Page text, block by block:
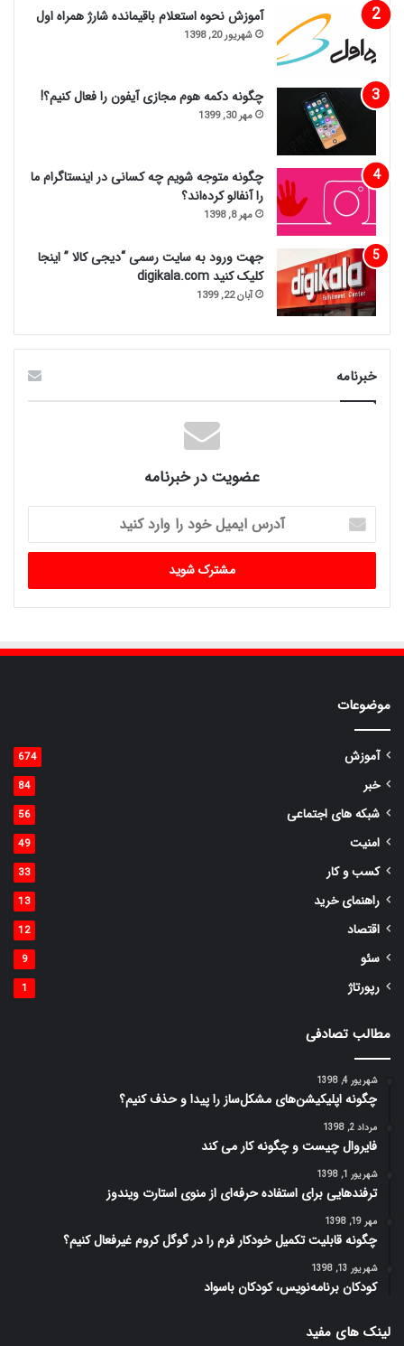
آموزش نحوه استعلام باقیمانده شارژ همراه اول
شهریور 20, 1398
چگونه دکمه هوم مجازی آیفون را فعال کنیم؟!
مهر 30, 1399
چگونه متوجه شویم چه کسانی در اینستاگرام ما
را آنفالو کرده‌اند؟
مهر 8, 1398
جهت ورود به سایت رسمی “دیجی کالا ” اینجا
کلیک کنید digikala.com
آبان 22, 1399
خبرنامه
عضویت در خبرنامه
آدرس
ایمیل
خود
وارد
کنید
موضوعات
آموزش 674
خبر 84
شبکه های اجتماعی 56
امنیت 49
کسب و کار 33
راهنمای خرید 13
اقتصاد 12
سئو 9
رپورتاژ 1
مطالب تصادفی
شهریور 4, 1398
چگونه اپلیکیشن‌های مشکل‌ساز را پیدا و حذف کنیم؟
مرداد 2, 1398
فایروال چیست و چگونه کار می کند
شهریور 1, 1398
ترفندهایی برای استفاده حرفه‌ای از منوی استارت ویندوز
مهر 19, 1398
چگونه قابلیت تکمیل خودکار فرم را در گوگل کروم غیرفعال کنیم؟
شهریور 13, 1398
کودکان برنامه‌نویس، کودکان باسواد
لینک های مفید